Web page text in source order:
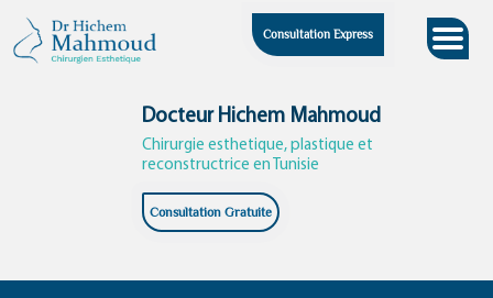
content
Consultation Express
Docteur Hichem Mahmoud
Chirurgie esthetique, plastique et
reconstructrice en Tunisie
Consultation Gratuite